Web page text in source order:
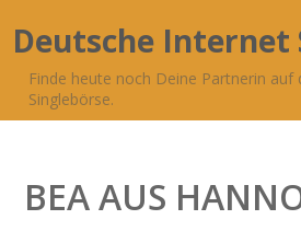
Deutsche Internet
Finde heute noch Deine Partnerin auf
Singlebörse.
BEA AUS